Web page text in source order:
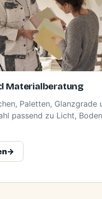
Materialberatung
Paletten, Glanzgrade
passend zu Licht,
->